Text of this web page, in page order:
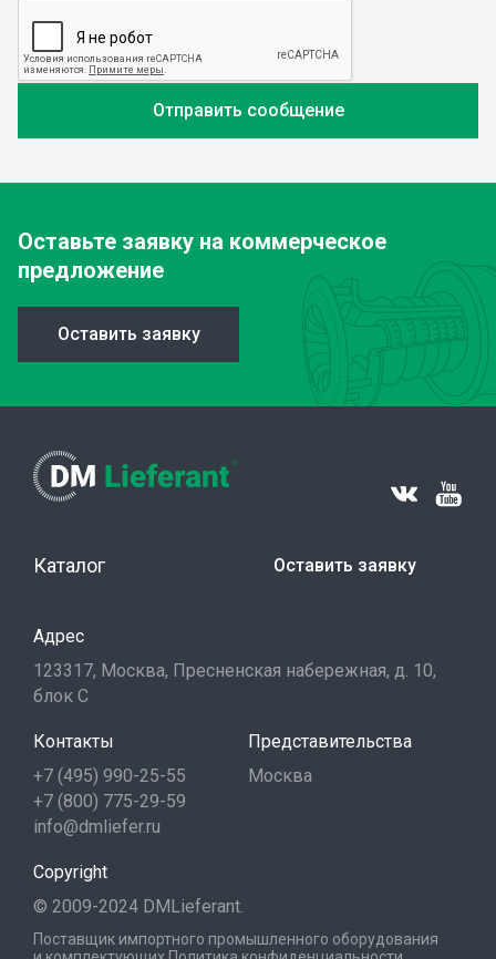
Оставьте заявку на коммерческое
предложение
Оставить заявку
Каталог Оставить заявку
Адрес
123317, Москва, Пресненская набережная, д. 10,
блок С
Контакты
+7 (495) 990-25-55
+7 (800) 775-29-59
info@dmliefer.ru
Представительства
Москва
Copyright
© 2009-2024 DMLieferant.
Поставщик импортного промышленного оборудования